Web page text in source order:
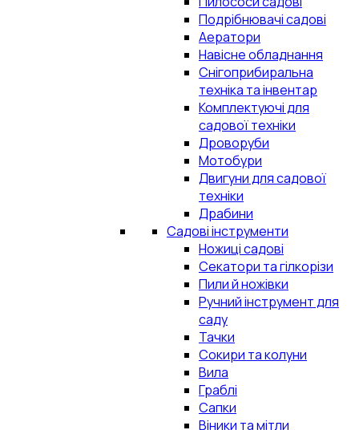
Подрібнювачі садові
Аератори
Навісне обладнання
Снігоприбиральна
техніка та інвентар
Комплектуючі для
садової техніки
Дроворуби
Мотобури
Двигуни для садової
техніки
Драбини
Садові інструменти
Ножиці садові
Секатори та гілкорізи
Пили й ножівки
Ручний інструмент для
саду
Тачки
Сокири та колуни
Вила
Граблі
Сапки
Віники та мітли